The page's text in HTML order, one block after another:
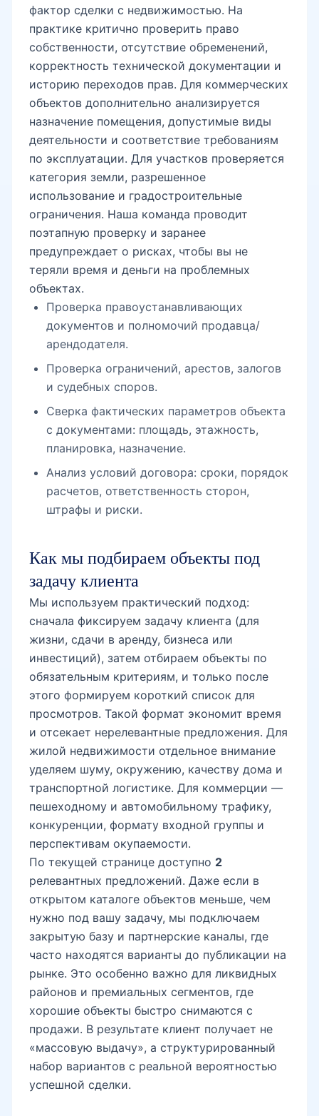
фактор сделки с недвижимостью. На
практике критично проверить право
собственности, отсутствие обременений,
корректность технической документации и
историю переходов прав. Для коммерческих
объектов дополнительно анализируется
назначение помещения, допустимые виды
деятельности и соответствие требованиям
по эксплуатации. Для участков проверяется
категория земли, разрешенное
использование и градостроительные
ограничения. Наша команда проводит
поэтапную проверку и заранее
предупреждает о рисках, чтобы вы не
теряли время и деньги на проблемных
объектах.
Проверка правоустанавливающих
документов и полномочий продавца/
арендодателя.
Проверка ограничений, арестов, залогов
и судебных споров.
Сверка фактических параметров объекта
с документами: площадь, этажность,
планировка, назначение.
Анализ условий договора: сроки, порядок
расчетов, ответственность сторон,
штрафы и риски.
Как мы подбираем объекты под
задачу клиента
Мы используем практический подход:
сначала фиксируем задачу клиента (для
жизни, сдачи в аренду, бизнеса или
инвестиций), затем отбираем объекты по
обязательным критериям, и только после
этого формируем короткий список для
просмотров. Такой формат экономит время
и отсекает нерелевантные предложения. Для
жилой недвижимости отдельное внимание
уделяем шуму, окружению, качеству дома и
транспортной логистике. Для коммерции —
пешеходному и автомобильному трафику,
конкуренции, формату входной группы и
перспективам окупаемости.
По текущей странице доступно 2
релевантных предложений. Даже если в
открытом каталоге объектов меньше, чем
нужно под вашу задачу, мы подключаем
закрытую базу и партнерские каналы, где
часто находятся варианты до публикации на
рынке. Это особенно важно для ликвидных
районов и премиальных сегментов, где
хорошие объекты быстро снимаются с
продажи. В результате клиент получает не
«массовую выдачу», а структурированный
набор вариантов с реальной вероятностью
успешной сделки.